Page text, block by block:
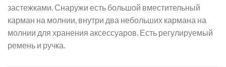
застежками. Снаружи есть большой вместительный
карман на молнии, внутри два небольших кармана на
молнии для хранения аксессуаров. Есть регулируемый
ремень и ручка.